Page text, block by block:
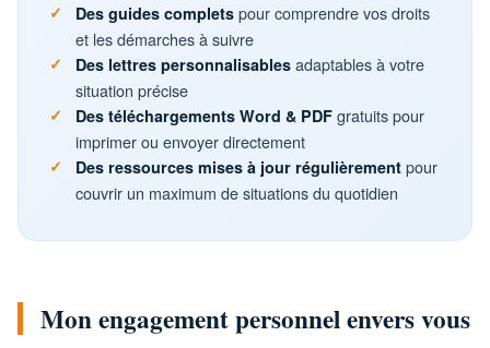
Des guides complets pour comprendre vos droits
et les démarches à suivre
Des lettres personnalisables adaptables à votre
situation précise
Des téléchargements Word & PDF gratuits pour
imprimer ou envoyer directement
Des ressources mises à jour régulièrement pour
couvrir un maximum de situations du quotidien
Mon engagement personnel envers vous